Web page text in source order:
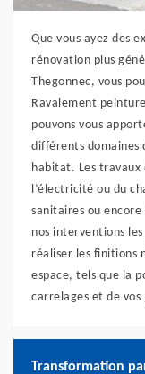
Que vous ayez des
rénovation plus
Thegonnec, vous
Ravalement
pouvons vous
différents
habitat. Les travaux
l’électricité ou du
sanitaires ou
nos interventions
réaliser les finitions
espace, tels que la
carrelages et de
Transformation